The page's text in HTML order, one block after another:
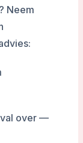
Neem
over —